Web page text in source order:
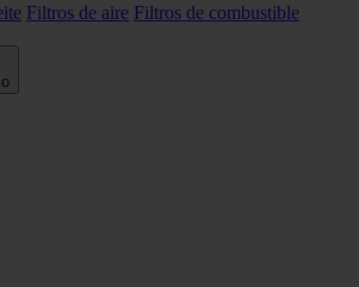
Filtros de aire Filtros de combustible